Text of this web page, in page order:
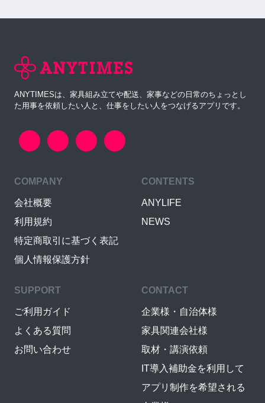
ANYTIMESは、家具組み立てや配送、家事などの日常のちょっとし
た用事を依頼したい人と、仕事をしたい人をつなげるアプリです。
COMPANY
会社概要
利用規約
特定商取引に基づく表記
個人情報保護方針
CONTENTS
ANYLIFE
NEWS
SUPPORT
ご利用ガイド
よくある質問
お問い合わせ
CONTACT
企業様・自治体様
家具関連会社様
取材・講演依頼
IT導入補助金を利用して
アプリ制作を希望される